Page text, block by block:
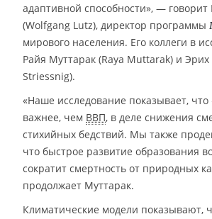
адаптивной способности», —
(Wolfgang Lutz), директор программы
мирового населения. Его коллеги в
Райя Муттарак (Raya Muttarak) и
Striessnig).
«Наше исследование показывает, что
важнее, чем ВВП, в деле снижения
стихийных бедствий. Мы также
что быстрое развитие образования
сократит смертность от природных
продолжает Муттарак.
Климатические модели показывают,